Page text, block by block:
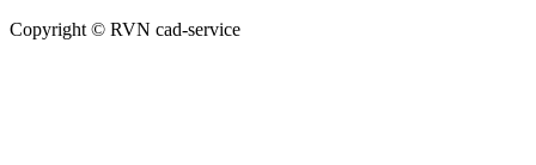
Copyright © RVN cad-service